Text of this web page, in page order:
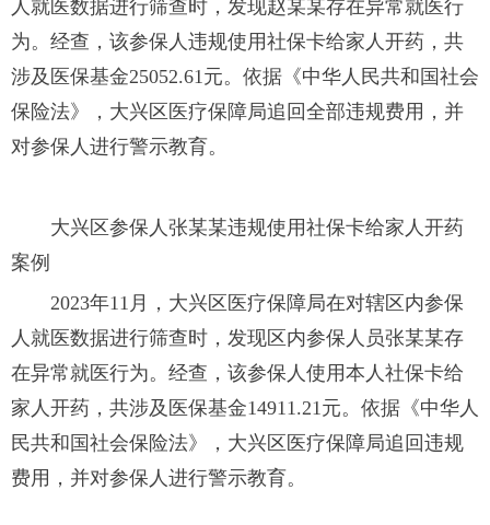
人就医数据进行筛查时，发现赵某某存在异常就医行
为。经查，该参保人违规使用社保卡给家人开药，共
涉及医保基金25052.61元。依据《中华人民共和国社会
保险法》，大兴区医疗保障局追回全部违规费用，并
对参保人进行警示教育。
大兴区参保人张某某违规使用社保卡给家人开药
案例
2023年11月，大兴区医疗保障局在对辖区内参保
人就医数据进行筛查时，发现区内参保人员张某某存
在异常就医行为。经查，该参保人使用本人社保卡给
家人开药，共涉及医保基金14911.21元。依据《中华人
民共和国社会保险法》，大兴区医疗保障局追回违规
费用，并对参保人进行警示教育。